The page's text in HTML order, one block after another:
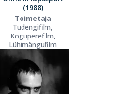
(1988)
Toimetaja
Tudengifilm,
Koguperefilm,
Lühimängufilm